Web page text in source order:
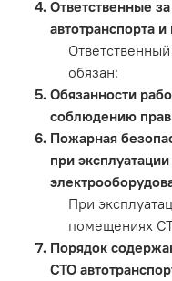
Ответственные
автотранспорта
обязан:
Обязанности
соблюдению
Пожарная
при
При
помещениях
Порядок
СТО